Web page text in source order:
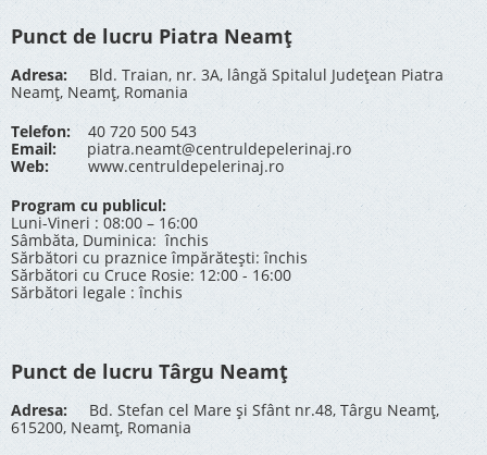
Punct de lucru Piatra Neamț
Adresa: Bld. Traian, nr. 3A, lângă Spitalul Județean Piatra
Neamț, Neamț, Romania
Telefon:40 720 500 543
Email:
piatra.neamt@centruldepelerinaj.ro
Web:
www.centruldepelerinaj.ro
Program cu publicul:
Luni-Vineri : 08:00 – 16:00
Sâmbăta, Duminica: închis
Sărbători cu praznice împărătești: închis
Sărbători cu Cruce Rosie: 12:00 - 16:00
Sărbători legale : închis
Punct de lucru Târgu Neamț
Adresa: Bd. Stefan cel Mare și Sfânt nr.48, Târgu Neamț,
615200, Neamț, Romania